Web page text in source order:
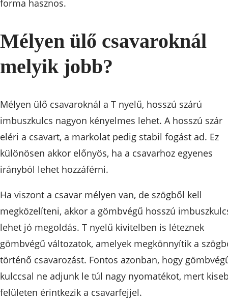
forma hasznos.
Mélyen ülő csavaroknál
melyik jobb?
Mélyen ülő csavaroknál a T nyelű, hosszú szárú
imbuszkulcs nagyon kényelmes lehet. A hosszú szár
eléri a csavart, a markolat pedig stabil fogást ad. Ez
különösen akkor előnyös, ha a csavarhoz egyenes
irányból lehet hozzáférni.
Ha viszont a csavar mélyen van, de szögből kell
megközelíteni, akkor a gömbvégű hosszú
lehet jó megoldás. T nyelű kivitelben is léteznek
gömbvégű változatok, amelyek megkönnyítik a
történő csavarozást. Fontos azonban, hogy
kulccsal ne adjunk le túl nagy nyomatékot, mert
felületen érintkezik a csavarfejjel.